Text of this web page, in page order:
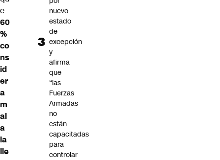
e
60
%
co
ns
id
er
a
m
al
a
la
lle
nuevo
estado
de
excepción
y
afirma
que
“las
Fuerzas
Armadas
no
están
capacitadas
para
controlar